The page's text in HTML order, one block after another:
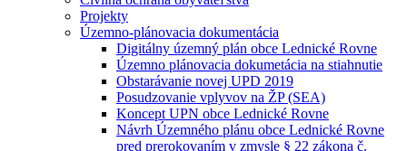
Projekty
Územno-plánovacia dokumentácia
Digitálny územný plán obce Lednické Rovne
Územno plánovacia dokumetácia na stiahnutie
Obstarávanie novej UPD 2019
Posudzovanie vplyvov na ŽP (SEA)
Koncept UPN obce Lednické Rovne
Návrh Územného plánu obce Lednické Rovne
pred prerokovaním v zmysle § 22 zákona č.